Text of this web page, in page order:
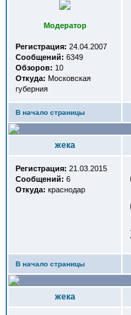
Модератор
Регистрация: 24.04.2007
Сообщений: 6349
Обзоров: 10
Откуда: Московская
губерния
В начало страницы
жека
Регистрация: 21.03.2015
Сообщений: 6
Откуда: краснодар
В начало страницы
жека